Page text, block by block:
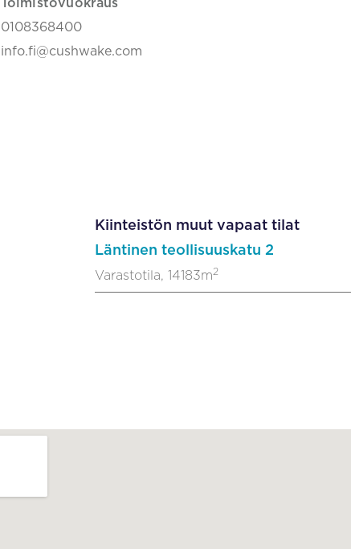
Toimistovuokraus
0108368400
info.fi@cushwake.com
Kiinteistön muut vapaat tilat
Läntinen teollisuuskatu 2
Varastotila, 14183m2